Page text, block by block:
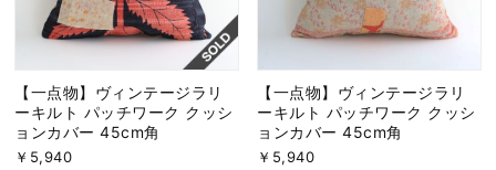
【一点物】ヴィンテージラリ
ーキルト パッチワーク クッシ
ョンカバー 45cm角
￥5,940
【一点物】ヴィンテージラリ
ーキルト パッチワーク クッシ
ョンカバー 45cm角
￥5,940